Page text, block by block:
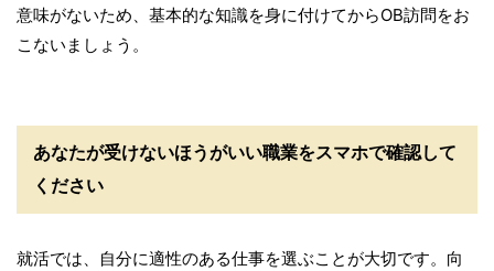
意味がないため、基本的な知識を身に付けてからOB訪問をお
こないましょう。
あなたが受けないほうがいい職業をスマホで確認して
ください
就活では、自分に適性のある仕事を選ぶことが大切です。向